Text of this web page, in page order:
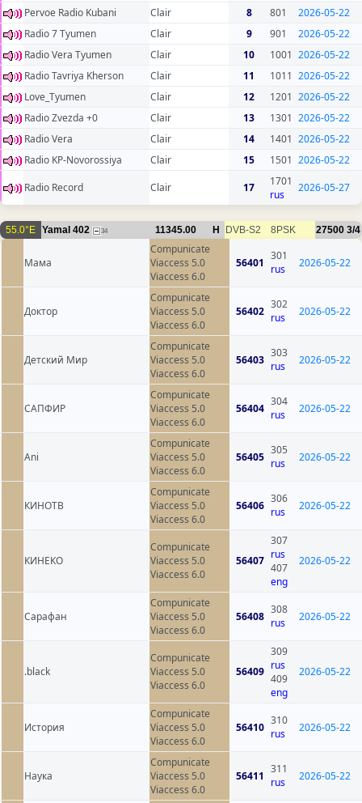
Pervoe Radio Kubani
Clair 8 801
2026-05-22
Radio 7 Tyumen
Clair 9 901
2026-05-22
Radio Vera Tyumen
Clair 10 1001 2026-05-22
Radio Tavriya Kherson
Clair 11 1011 2026-05-22
Love_Tyumen
Clair 12 1201 2026-05-22
Radio Zvezda +0
Clair 13 1301 2026-05-22
Radio Vera
Clair 14 1401 2026-05-22
Radio KP-Novorossiya
Clair 15 1501 2026-05-22
Radio Record
Clair 17
1701
rus
2026-05-27
55.0°E Yamal 402 34 11345.00 H DVB-S2 8PSK 27500 3/4
Мама
Compunicate
Viaccess 5.0
Viaccess 6.0
56401
301
rus
2026-05-22
Доктор
Compunicate
Viaccess 5.0
Viaccess 6.0
56402
302
rus
2026-05-22
Детский Мир
Compunicate
Viaccess 5.0
Viaccess 6.0
56403
303
rus
2026-05-22
САПФИР
Compunicate
Viaccess 5.0
Viaccess 6.0
56404
304
rus
2026-05-22
Ani
Compunicate
Viaccess 5.0
Viaccess 6.0
56405
305
rus
2026-05-22
КИНОТВ
Compunicate
Viaccess 5.0
Viaccess 6.0
56406
306
rus
2026-05-22
КИНЕКО
Compunicate
Viaccess 5.0
Viaccess 6.0
56407
307
rus
407
eng
2026-05-22
Сарафан
Compunicate
Viaccess 5.0
Viaccess 6.0
56408
308
rus
2026-05-22
.black
Compunicate
Viaccess 5.0
Viaccess 6.0
56409
309
rus
409
eng
2026-05-22
История
Compunicate
Viaccess 5.0
Viaccess 6.0
56410
310
rus
2026-05-22
Наука
Compunicate
Viaccess 5.0
Viaccess 6.0
56411
311
rus
2026-05-22